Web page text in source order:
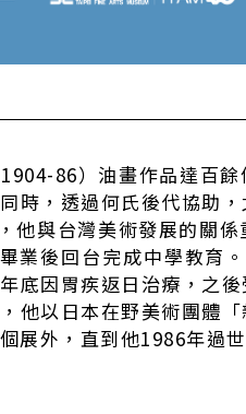
86）油畫作品達百
時，透過何氏後代協助
他與台灣美術發展的關
業後回台完成中學教育
底因胃疾返日治療，之
他以日本在野美術團體
展外，直到他1986年過